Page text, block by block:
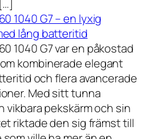
1040 G7 – en lyxig
lång batteritid
1040 G7 var en påkostad
kombinerade elegant
och flera avancerade
Med sitt tunna
vikbara pekskärm och sin
riktade den sig främst till